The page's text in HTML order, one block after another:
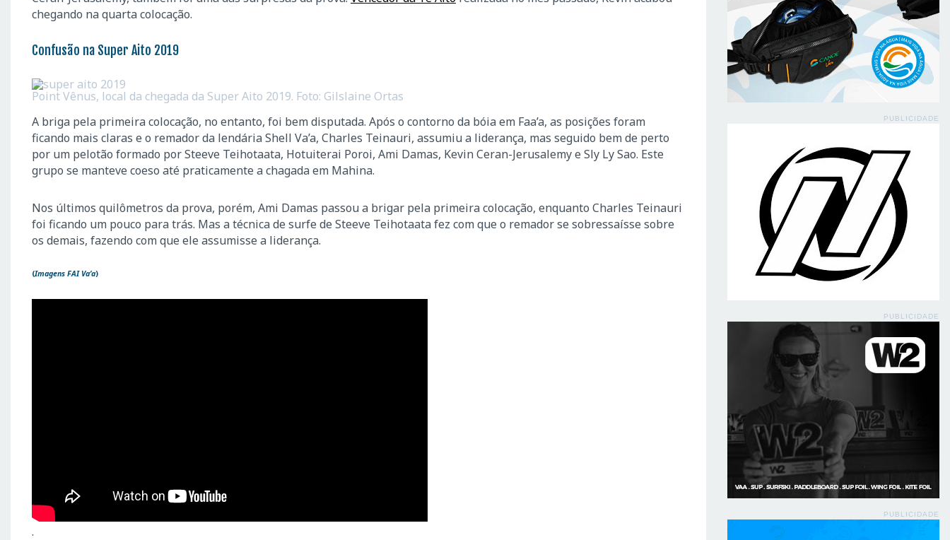
chegando na quarta colocação.
Confusão na Super Aito 2019
Point Vênus, local da chegada da Super Aito 2019. Foto: Gilslaine Ortas
A briga pela primeira colocação, no entanto, foi bem disputada. Após o contorno da bóia em Faa’a, as posições foram
ficando mais claras e o remador da lendária Shell Va’a, Charles Teinauri, assumiu a liderança, mas seguido bem de perto
por um pelotão formado por Steeve Teihotaata, Hotuiterai Poroi, Ami Damas, Kevin Ceran-Jerusalemy e Sly Ly Sao. Este
grupo se manteve coeso até praticamente a chagada em Mahina.
Nos últimos quilômetros da prova, porém, Ami Damas passou a brigar pela primeira colocação, enquanto Charles Teinauri
foi ficando um pouco para trás. Mas a técnica de surfe de Steeve Teihotaata fez com que o remador se sobressaísse sobre
os demais, fazendo com que ele assumisse a liderança.
(Imagens FAI Va’a)
.
PUBLICIDADE
PUBLICIDADE
PUBLICIDADE